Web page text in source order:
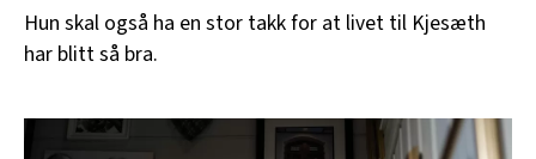
Hun skal også ha en stor takk for at livet til Kjesæth
har blitt så bra.